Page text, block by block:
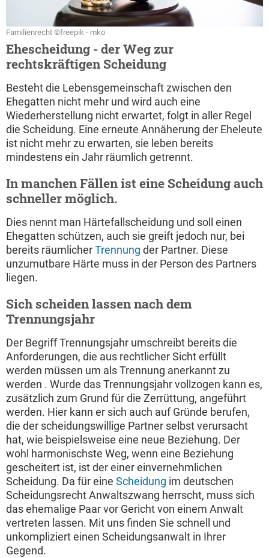
Familienrecht ©freepik - mko
Ehescheidung - der Weg zur
rechtskräftigen Scheidung
Besteht die Lebensgemeinschaft zwischen den
Ehegatten nicht mehr und wird auch eine
Wiederherstellung nicht erwartet, folgt in aller Regel
die Scheidung. Eine erneute Annäherung der Eheleute
ist nicht mehr zu erwarten, sie leben bereits
mindestens ein Jahr räumlich getrennt.
In manchen Fällen ist eine Scheidung auch
schneller möglich.
Dies nennt man Härtefallscheidung und soll einen
Ehegatten schützen, auch sie greift jedoch nur, bei
bereits räumlicherTrennung der Partner. Diese
unzumutbare Härte muss in der Person des Partners
liegen.
Sich scheiden lassen nach dem
Trennungsjahr
Der Begriff Trennungsjahr umschreibt bereits die
Anforderungen, die aus rechtlicher Sicht erfüllt
werden müssen um als Trennung anerkannt zu
werden . Wurde das Trennungsjahr vollzogen kann es,
zusätzlich zum Grund für die Zerrüttung, angeführt
werden. Hier kann er sich auch auf Gründe berufen,
die der scheidungswillige Partner selbst verursacht
hat, wie beispielsweise eine neue Beziehung. Der
wohl harmonischste Weg, wenn eine Beziehung
gescheitert ist, ist der einer einvernehmlichen
Scheidung. Da für eine Scheidung im deutschen
Scheidungsrecht Anwaltszwang herrscht, muss sich
das ehemalige Paar vor Gericht von einem Anwalt
vertreten lassen. Mit uns finden Sie schnell und
unkompliziert einen Scheidungsanwalt in Ihrer
Gegend.